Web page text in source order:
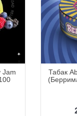
Jam
Табак